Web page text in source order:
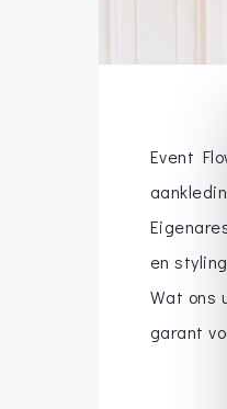
Event
en
Wat ons
garant